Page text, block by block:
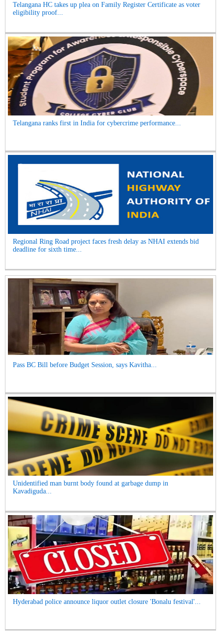
Telangana HC takes up plea on Family Register Certificate as voter
eligibility proof...
Telangana ranks first in India for cybercrime performance...
Regional Ring Road project faces fresh delay as NHAI extends bid
deadline for sixth time...
Pass BC Bill before Budget Session, says Kavitha...
Unidentified man burnt body found at garbage dump in
Kavadiguda...
Hyderabad police announce liquor outlet closure 'Bonalu festival'...